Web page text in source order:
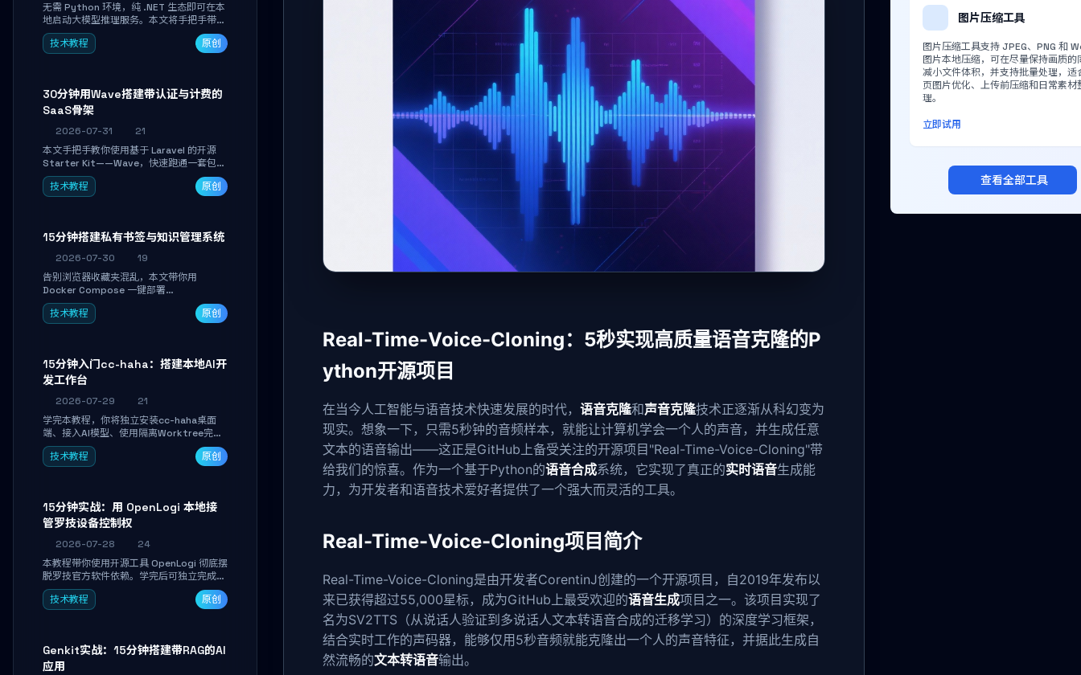
无需 Python 环境，纯 .NET 生态即可在本
地启动大模型推理服务。本文将手把手带你
下载模型、配置 GPU 加速、启动 OpenAI
兼容 API，并在 C# 业务代码中无缝调用。
技术教程 原创
30分钟用Wave搭建带认证与计费的
SaaS骨架
2026-07-31
21
本文手把手教你使用基于 Laravel 的开源
Starter Kit——Wave，快速跑通一套包含
用户认证、订阅计费、角色权限和后台管理
的完整 SaaS 骨架。附带 Stripe 测试支付
技术教程 原创
15分钟搭建私有书签与知识管理系统
2026-07-30
19
告别浏览器收藏夹混乱，本文带你用
Docker Compose 一键部署
Linkwarden。15 分钟完成私有书签系统搭
建，掌握网页快照归档、高亮批注、分类管
技术教程 原创
15分钟入门cc-haha：搭建本地AI开
发工作台
2026-07-29
21
学完本教程，你将独立安装cc-haha桌面
端、接入AI模型、使用隔离Worktree完成
真实开发任务，并通过Diff审阅面板安全落
地AI代码改写。告别终端黑盒操作，让AI在
技术教程 原创
15分钟实战：用 OpenLogi 本地接
管罗技设备控制权
2026-07-28
24
本教程带你使用开源工具 OpenLogi 彻底摆
脱罗技官方软件依赖。学完后可独立完成设
备识别、按键重映射、DPI曲线配置与
SmartShift调节，实现完全离线控制，保
技术教程 原创
Genkit实战：15分钟搭建带RAG的AI
应用
Real-Time-Voice-Cloning：5秒实现高质量语音克隆的P
ython开源项目
在当今人工智能与语音技术快速发展的时代， 语音克隆和声音克隆技术正逐渐从科幻变为
现实。想象一下，只需5秒钟的音频样本，就能让计算机学会一个人的声音，并生成任意
文本的语音输出——这正是GitHub上备受关注的开源项目"Real-Time-Voice-Cloning"带
给我们的惊喜。作为一个基于Python的语音合成系统，它实现了真正的实时语音生成能
力，为开发者和语音技术爱好者提供了一个强大而灵活的工具。
Real-Time-Voice-Cloning项目简介
Real-Time-Voice-Cloning是由开发者CorentinJ创建的一个开源项目，自2019年发布以
来已获得超过55,000星标，成为GitHub上最受欢迎的语音生成项目之一。该项目实现了
名为SV2TTS（从说话人验证到多说话人文本转语音合成的迁移学习）的深度学习框架，
结合实时工作的声码器，能够仅用5秒音频就能克隆出一个人的声音特征，并据此生成自
然流畅的文本转语音输出。
图片压缩工具
图片压缩工具支持 JPEG、PNG 和
图片本地压缩，可在尽量保持画质的
减小文件体积，并支持批量处理，适
页图片优化、上传前压缩和日常素材
理。
立即试用
查看全部工具